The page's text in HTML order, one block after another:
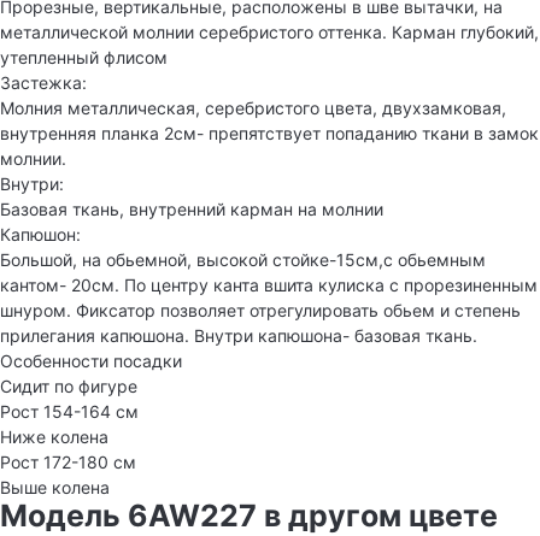
Прорезные, вертикальные, расположены в шве вытачки, на
металлической молнии серебристого оттенка. Карман глубокий,
утепленный флисом
Застежка:
Молния металлическая, серебристого цвета, двухзамковая,
внутренняя планка 2см- препятствует попаданию ткани в замок
молнии.
Внутри:
Базовая ткань, внутренний карман на молнии
Капюшон:
Большой, на обьемной, высокой стойке-15см,с обьемным
кантом- 20см. По центру канта вшита кулиска с прорезиненным
шнуром. Фиксатор позволяет отрегулировать обьем и степень
прилегания капюшона. Внутри капюшона- базовая ткань.
Особенности посадки
Сидит по фигуре
Рост 154-164 см
Ниже колена
Рост 172-180 см
Выше колена
Модель 6AW227 в другом цвете